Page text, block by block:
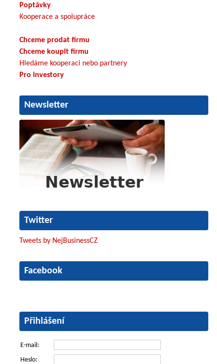
Poptávky
Kooperace a spolupráce
Chceme prodat firmu
Chceme koupit firmu
Hledáme kooperaci nebo partnery
Pro investory
Newsletter
Twitter
Tweets by NejBusinessCZ
Facebook
Přihlášení
E-mail:
Heslo: